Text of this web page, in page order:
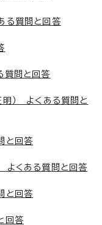
る質問と回答
質問と回答
明） よくある質問と
と回答
よくある質問と回答
と回答
回答